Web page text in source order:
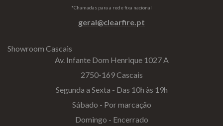
*Chamadas para a rede fixa nacional
geral@clearfire.pt
Showroom Cascais
Av. Infante Dom Henrique 1027 A
2750-169 Cascais
Segunda a Sexta - Das 10h às 19h
Sábado - Por marcação
Domingo - Encerrado